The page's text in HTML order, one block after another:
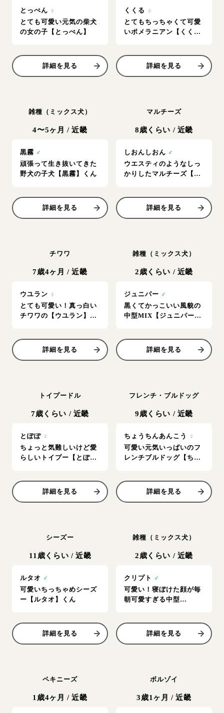
とっぺん ♀
とても可愛い元気の柴犬
の女の子【とっぺん】
詳細を見る
くくる ♀
とてもちっちゃくて可愛
いポメラニアン【くく
詳細を見る
雑種（ミックス犬）
4〜5ヶ月 /近畿
黒霧 ♂
頑張って生き抜いてきた
野犬の子犬【黒霧】くん
詳細を見る
マルチーズ
8歳くらい / 近畿
しおんしおん ♂
ウエスティのようなしっ
かりしたマルチーズ【し
詳細を見る
チワワ
7歳4ヶ月 /近畿
ウユラン ♀
とても可愛い！真っ白い
チワワの【ウユラン】女
詳細を見る
雑種（ミックス犬）
2歳くらい / 近畿
ジュニパー ♂
黒くてかっこいい風貌の
中型MIX【ジュニパー】
詳細を見る
トイプードル
7歳くらい / 近畿
とぽぽ ♀
ちょっと気難しいけど愛
らしいトイプー【とぽ
詳細を見る
フレンチ・ブルドッグ
9歳くらい / 近畿
ちょうちんあんこう
♀
可愛い元気いっぱいのフ
レンチブルドッグ【ちょ
詳細を見る
シーズー
11歳くらい /近畿
ルタオ ♂
可愛いちっちゃめシーズ
ー【ルタオ】くん
詳細を見る
雑種（ミックス犬）
2歳くらい / 近畿
クリプト ♂
可愛い！寝ぼけた顔が毎
朝可愛すぎる中型
詳細を見る
ペキニーズ
1歳4ヶ月 /近畿
ボルゾイ
3歳1ヶ月 /近畿